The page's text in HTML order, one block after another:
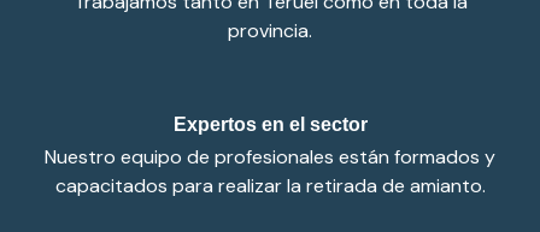
provincia.
Expertos en el sector
Nuestro equipo de profesionales están formados y
capacitados para realizar la retirada de amianto.